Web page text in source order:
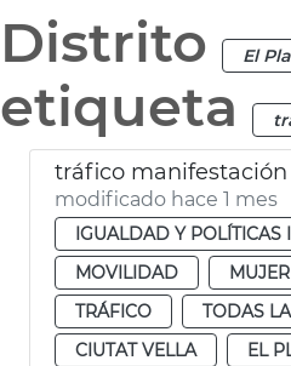
Distrito
El
etiqueta
modificado hace 1 mes
IGUALDAD Y POLÍTICAS
MOVILIDAD
TRÁFICO
TODAS
CIUTAT VELLA
EL